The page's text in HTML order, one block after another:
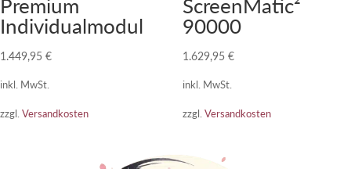
Premium
Individualmodul
1.449,95 €
inkl. MwSt.
zzgl. Versandkosten
ScreenMatic²
90000
1.629,95 €
inkl. MwSt.
zzgl. Versandkosten